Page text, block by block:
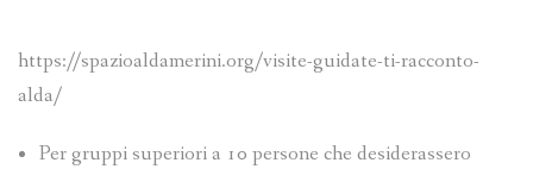
https://spazioaldamerini.org/visite-guidate-ti-racconto-
alda/
Per gruppi superiori a 10 persone che desiderassero